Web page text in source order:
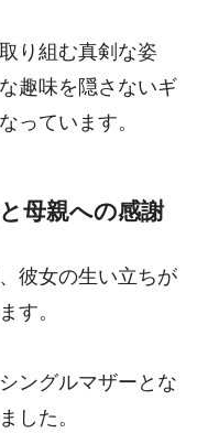
り組む真剣な姿
趣味を隠さないギ
っています。
母親への感謝
彼女の生い立ちが
す。
ングルマザーとな
した。